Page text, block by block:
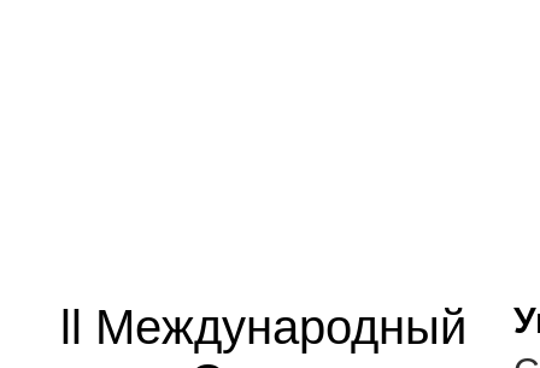
ll Международный